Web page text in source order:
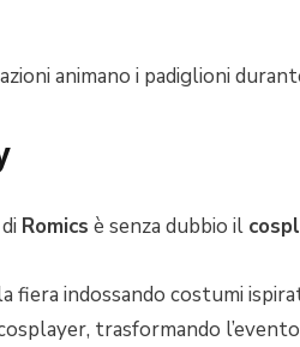
animano i padiglioni
Romics è senza dubbio il
fiera indossando costumi
trasformando